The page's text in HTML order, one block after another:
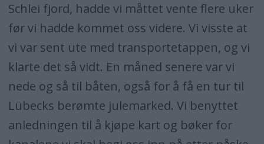
Schlei fjord, hadde vi måttet vente flere uker
før vi hadde kommet oss videre. Vi visste at
vi var sent ute med transportetappen, og vi
klarte det så vidt. En måned senere var vi
nede og så til båten, også for å få en tur til
Lübecks berømte julemarked. Vi benyttet
anledningen til å kjøpe kart og bøker for